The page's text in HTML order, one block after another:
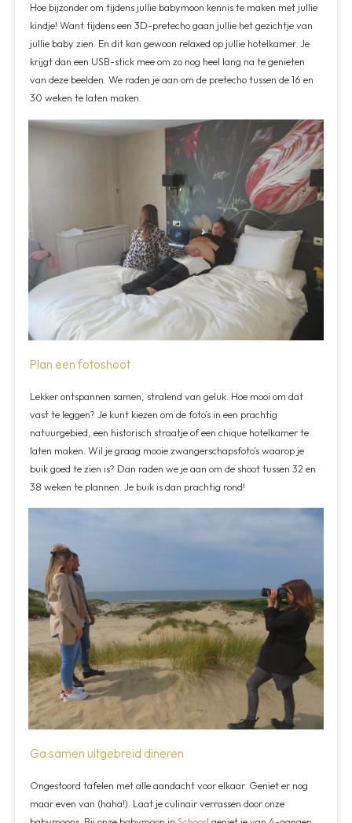
Hoe bijzonder om tijdens jullie babymoon kennis te maken met jullie
kindje! Want tijdens een 3D-pretecho gaan jullie het gezichtje van
jullie baby zien. En dit kan gewoon relaxed op jullie hotelkamer. Je
krijgt dan een USB-stick mee om zo nog heel lang na te genieten
van deze beelden. We raden je aan om de pretecho tussen de 16 en
30 weken te laten maken.
Plan een fotoshoot
Lekker ontspannen samen, stralend van geluk. Hoe mooi om dat
vast te leggen? Je kunt kiezen om de foto’s in een prachtig
natuurgebied, een historisch straatje of een chique hotelkamer te
laten maken. Wil je graag mooie zwangerschapsfoto’s waarop je
buik goed te zien is? Dan raden we je aan om de shoot tussen 32 en
38 weken te plannen. Je buik is dan prachtig rond!
Ga samen uitgebreid dineren
Ongestoord tafelen met alle aandacht voor elkaar. Geniet er nog
maar even van (haha!). Laat je culinair verrassen door onze